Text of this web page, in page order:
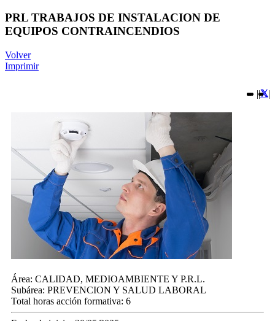
PRL TRABAJOS DE INSTALACION DE
EQUIPOS CONTRAINCENDIOS
Volver
Imprimir
|| |
Área: CALIDAD, MEDIOAMBIENTE Y P.R.L.
Subárea: PREVENCION Y SALUD LABORAL
Total horas acción formativa: 6